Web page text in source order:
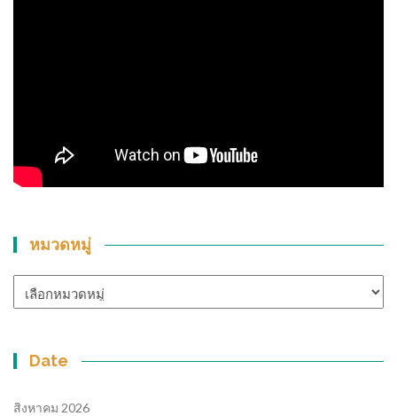
หมวดหมู่
หมู่
Date
สิงหาคม 2026